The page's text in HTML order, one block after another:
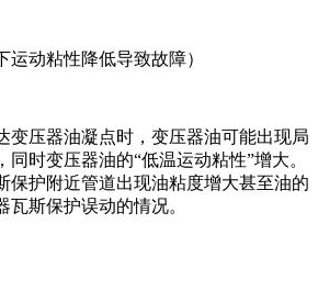
运动粘性降低导致故障）
变压器油凝点时，变压器油可能出现局
时变压器油的“低温运动粘性”增大。
保护附近管道出现油粘度增大甚至油的
斯保护误动的情况。